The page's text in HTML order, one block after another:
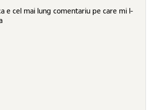
e cel mai lung comentariu pe care mi l-